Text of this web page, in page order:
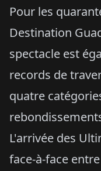
Pour les
Destination
spectacle est
records de
quatre
L'arrivée des
face-à-face